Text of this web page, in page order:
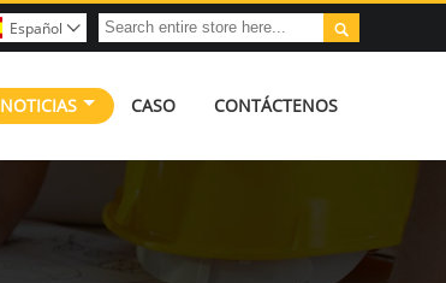

Español 
NOTICIAS CASO CONTÁCTENOS